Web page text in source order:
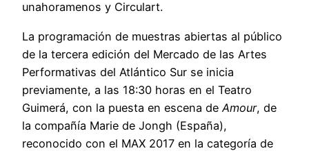
unahoramenos y Circulart.
La programación de muestras abiertas al público
de la tercera edición del Mercado de las Artes
Performativas del Atlántico Sur se inicia
previamente, a las 18:30 horas en el Teatro
Guimerá, con la puesta en escena de Amour, de
la compañía Marie de Jongh (España),
reconocido con el MAX 2017 en la categoría de